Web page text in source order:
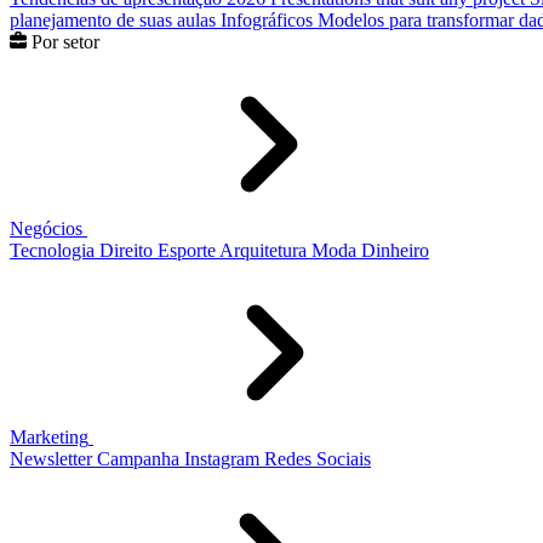
planejamento de suas aulas Infográficos Modelos para transformar
Por setor
Negócios
Tecnologia Direito Esporte Arquitetura Moda Dinheiro
Marketing
Newsletter Campanha Instagram Redes Sociais